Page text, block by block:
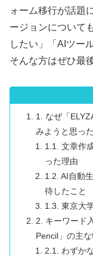
ォーム移行が話題
ージョンについて
したい」「AIツー
そんな方はぜひ最
1. なぜ「
みようと思っ
1.1. 文章作
った理由
1.2. AI自動
待したこと
1.3. 東京大
2. キーワード
Pencil」の主
2.1. わずか